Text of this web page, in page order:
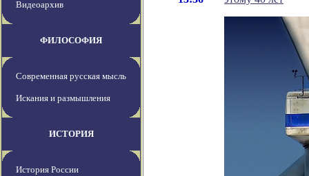
Видеоархив
ФИЛОСОФИЯ
Современная русская мысль
Искания и размышления
ИСТОРИЯ
История России